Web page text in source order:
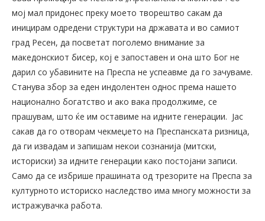
мој мал придонес преку моето творештво сакам да
иницирам одредени структури на државата и во самиот
град Ресен, да посветат поголемо внимание за
македонскиот бисер, кој е запоставен и она што Бог не
дарил со убавините на Преспа не успеавме да го зачуваме.
Станува збор за еден индолентен однос према нашето
национално богатство и ако вака продолжиме, се
прашувам, што ќе им оставиме на идните генерации. Јас
сакав да го отворам чекмеџето на Преспанската ризница,
да ги извадам и запишам некои сознанија (митски,
историски) за идните генерации како постојани записи.
Само да се избрише прашината од трезорите на Преспа за
културното историско наследство има многу можности за
истражувачка работа.